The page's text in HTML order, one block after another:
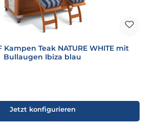
Kampen Teak NATURE WHITE mit
Bullaugen Ibiza blau
Jetzt konfigurieren